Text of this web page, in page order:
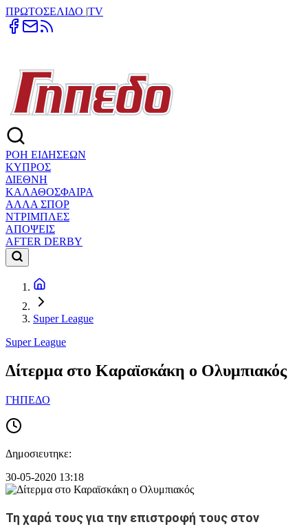
ΠΡΩΤΟΣΕΛΙΔΟ |TV
ΡΟΗ ΕΙΔΗΣΕΩΝ
ΚΥΠΡΟΣ
ΔΙΕΘΝΗ
ΚΑΛΑΘΟΣΦΑΙΡΑ
ΑΛΛΑ ΣΠΟΡ
ΝΤΡΙΜΠΛΕΣ
ΑΠΟΨΕΙΣ
AFTER DERBY
Super League
Super League
Δίτερμα στο Καραϊσκάκη ο Ολυμπιακός
ΓΗΠΕΔΟ
Δημοσιευτηκε:
30-05-2020 13:18
Τη χαρά τους για την επιστροφή τους στον